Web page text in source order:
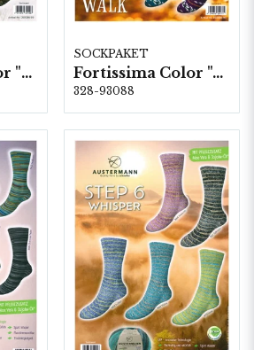
Fortissima Color "Soft Sprinkle" 4-fach, 6 färger á 1,0 kg.
SOCKPAKET
Fortissima Color "Autumn Walk" 4-fach, 6 färger á 1,0 kg.
328-93088